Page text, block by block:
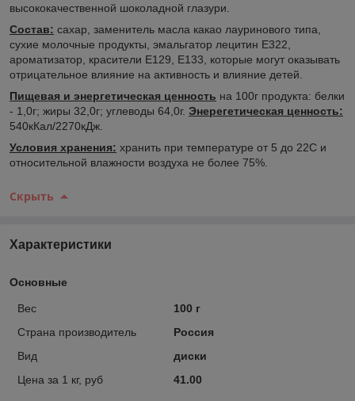
высококачественной шоколадной глазури.
Состав: сахар, заменитель масла какао лауринового типа,
сухие молочные продукты, эмальгатор лецитин Е322,
ароматизатор, красители Е129, Е133, которые могут оказывать
отрицательное влияние на активность и влияние детей.
Пищевая и энергетическая ценность на 100г продукта: белки
- 1,0г; жиры 32,0г; углеводы 64,0г. Энерегетическая ценность:
540кКал/2270кДж.
Условия хранения: хранить при температуре от 5 до 22С и
относительной влажности воздуха не более 75%.
Скрыть
Характеристики
Основные
Вес
100 г
Страна производитель
Россия
Вид
диски
Цена за 1 кг, руб
41.00